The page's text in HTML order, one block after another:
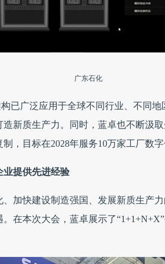
广东石化
已广泛应用于全球不同行业、不同地
新质生产力。同时，蓝卓也不断汲
，目标在2028年服务10万家工厂数字
业提供先进经验
加快建设制造强国、发展新质生产
在本次大会，蓝卓展示了